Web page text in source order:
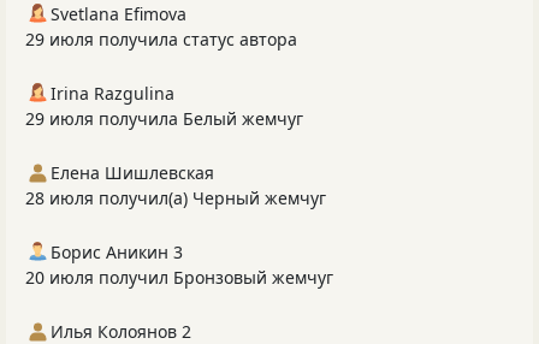
Svetlana Efimova
29 июля получила статус автора
Irina Razgulina
29 июля получила Белый жемчуг
Елена Шишлевская
28 июля получил(а) Черный жемчуг
Борис Аникин 3
20 июля получил Бронзовый жемчуг
Илья Колоянов 2